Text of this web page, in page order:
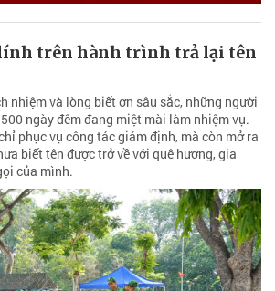
trên hành trình trả lại tên
nhiệm và lòng biết ơn sâu sắc, những người
ngày đêm đang miệt mài làm nhiệm vụ.
phục vụ công tác giám định, mà còn mở ra
biết tên được trở về với quê hương, gia
của mình.